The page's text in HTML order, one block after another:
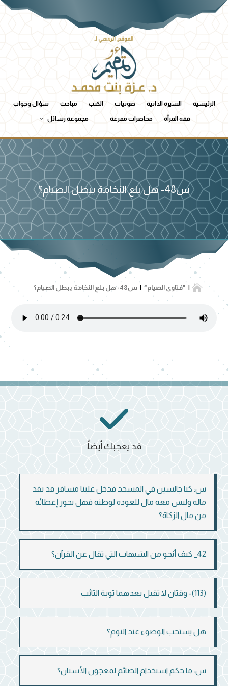
الرئيسية السيرة الذاتية صوتيات الكتب مباحث سؤال وجواب
فقه المرأة محاضرات مفرغة مجموعة رسائل
س48- هل بلع النخامة يبطل الصيام؟
 "فتاوى الصيام" س48- هل بلع النخامة يبطل الصيام؟
س: كنا جالسين في المسجد فدخل علينا مسافر قد نفد
ماله وليس معه مال للعوده لوطنه فهل يجوز إعطائه
من مال الزكاة؟
42_ كيف أنجو من الشبهات التي تقال عن القرآن؟
(113)- وقتان لا تقبل بعدهما توبة التائب
هل يستحب الوضوء عند النوم؟
س: ما حكم استخدام الصائم لمعجون الأسنان؟
قد يعجبك أيضاً: